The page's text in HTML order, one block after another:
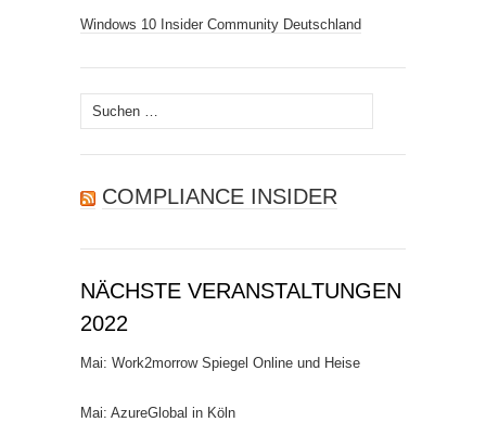
Windows 10 Insider Community Deutschland
Suchen
nach:
COMPLIANCE INSIDER
NÄCHSTE VERANSTALTUNGEN
2022
Mai: Work2morrow Spiegel Online und Heise
Mai: AzureGlobal in Köln